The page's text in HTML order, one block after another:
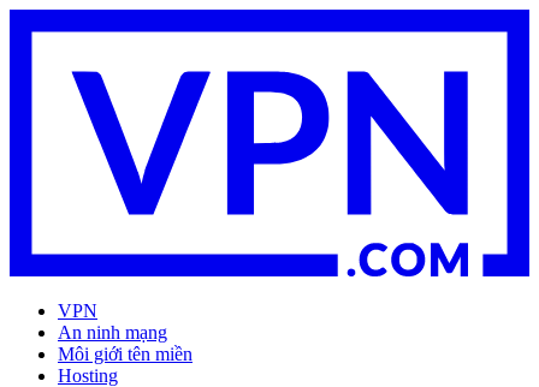
VPN
An ninh mạng
Môi giới tên miền
Hosting